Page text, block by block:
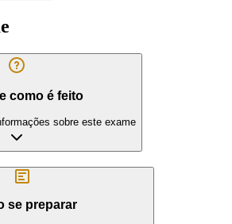
como é feito
sobre este exame
se preparar